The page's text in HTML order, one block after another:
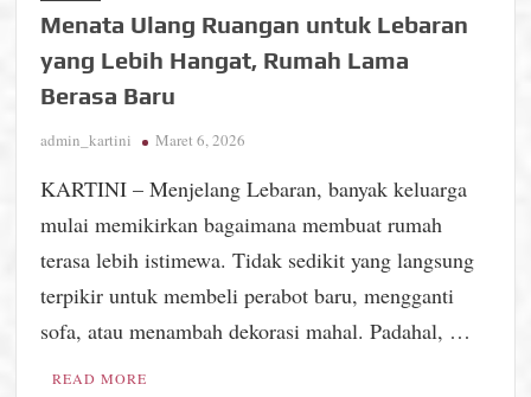
Menata Ulang Ruangan untuk Lebaran
yang Lebih Hangat, Rumah Lama
Berasa Baru
admin_kartini Maret 6, 2026
KARTINI – Menjelang Lebaran, banyak keluarga
mulai memikirkan bagaimana membuat rumah
terasa lebih istimewa. Tidak sedikit yang langsung
terpikir untuk membeli perabot baru, mengganti
sofa, atau menambah dekorasi mahal. Padahal, …
READ MORE